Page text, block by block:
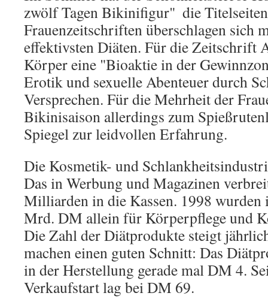
zwölf Tagen Bikinifigur"  die
Frauenzeitschriften überschlagen sich
effektivsten Diäten. Für die Zeitschrift
Körper eine "Bioaktie in der
Erotik und sexuelle Abenteuer durch
Versprechen. Für die Mehrheit der
Bikinisaison allerdings zum
Spiegel zur leidvollen Erfahrung.
Die Kosmetik- und
Das in Werbung und Magazinen
Milliarden in die Kassen. 1998 wurden
Mrd. DM allein für Körperpflege und
Die Zahl der Diätprodukte steigt
machen einen guten Schnitt: Das
in der Herstellung gerade mal DM 4.
Verkaufstart lag bei DM 69.